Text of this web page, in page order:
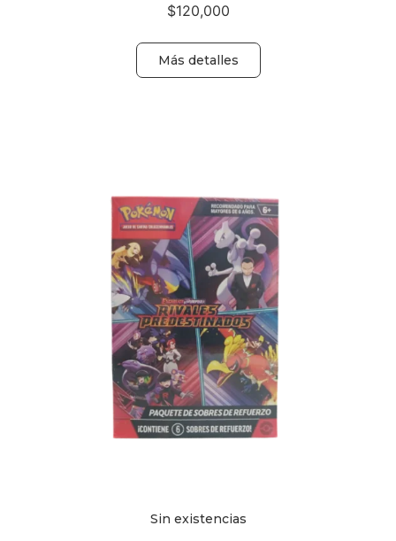
$120,000
Más detalles
Sin existencias